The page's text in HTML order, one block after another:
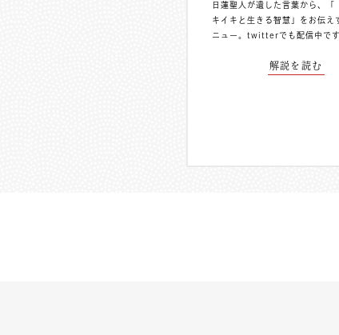
日蓮聖人が遺した言葉から、「
キイキと生きる智慧」をお伝え
ニュー。 twitterでも配信中 で
解説を読む